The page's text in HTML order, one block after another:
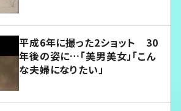
平成6年に撮った2ショット 30
年後の姿に…「美男美女」「こん
な夫婦になりたい」